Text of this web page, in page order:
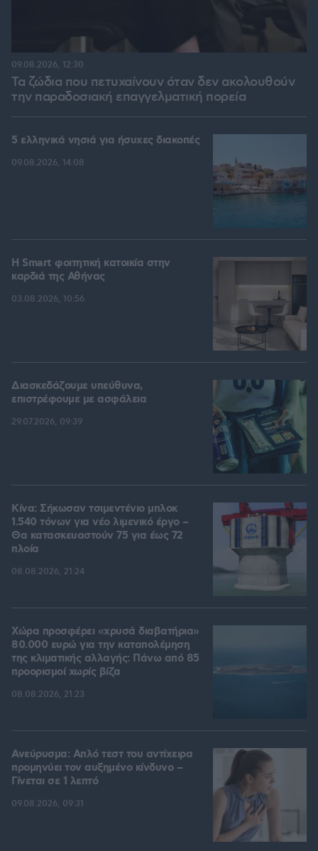
Τα ζώδια που πετυχαίνουν όταν δεν ακολουθούν
την παραδοσιακή επαγγελματική πορεία
09.08.2026, 12:30
5 ελληνικά νησιά για ήσυχες διακοπές
09.08.2026, 14:08
Η Smart φοιτητική κατοικία στην
καρδιά της Αθήνας
03.08.2026, 10:56
Διασκεδάζουμε υπεύθυνα,
επιστρέφουμε με ασφάλεια
29.07.2026, 09:39
Κίνα: Σήκωσαν τσιμεντένιο μπλοκ
1.540 τόνων για νέο λιμενικό έργο –
Θα κατασκευαστούν 75 για έως 72
πλοία
08.08.2026, 21:24
Χώρα προσφέρει «χρυσά διαβατήρια»
80.000 ευρώ για την καταπολέμηση
της κλιματικής αλλαγής: Πάνω από 85
προορισμοί χωρίς βίζα
08.08.2026, 21:23
Ανεύρυσμα: Απλό τεστ του αντίχειρα
προμηνύει τον αυξημένο κίνδυνο –
Γίνεται σε 1 λεπτό
09.08.2026, 09:31